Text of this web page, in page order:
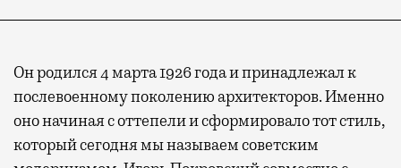
Он родился 4 марта 1926 года и принадлежал к
послевоенному поколению архитекторов. Именно
оно начиная с оттепели и сформировало тот стиль,
который сегодня мы называем советским